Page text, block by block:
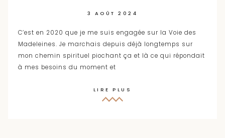
3 AOÛT 2024
C’est en 2020 que je me suis engagée sur la Voie des
Madeleines. Je marchais depuis déjà longtemps sur
mon chemin spirituel piochant ça et là ce qui répondait
à mes besoins du moment et
LIRE PLUS